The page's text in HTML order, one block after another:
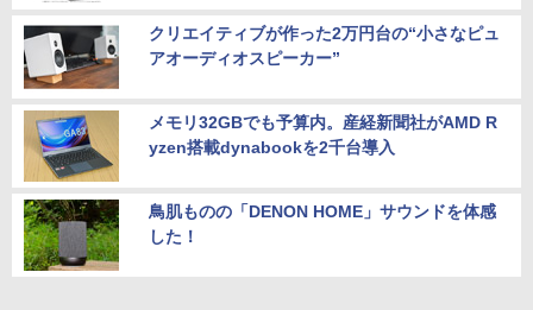
クリエイティブが作った2万円台の“小さなピュ
アオーディオスピーカー”
メモリ32GBでも予算内。産経新聞社がAMD R
yzen搭載dynabookを2千台導入
鳥肌ものの「DENON HOME」サウンドを体感
した！